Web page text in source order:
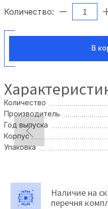
Количество:
В
Количество
Производитель
Год выпуска
Корпус
Упаковка
Наличие на
перечня